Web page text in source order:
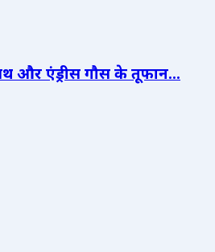
और एंड्रीस गौस के तूफान...